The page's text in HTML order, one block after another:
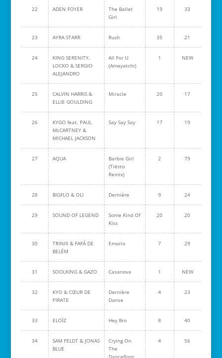
22 ADEN FOYER
The Ballet
Girl
19 33
23 AYRA STARR Rush 35 21
24
KING SERENITY,
LOCKO & SERGIO
ALEJANDRO
All For U
(Ameyatchi)
1 NEW
25
CALVIN HARRIS &
ELLIE GOULDING
Miracle 20 17
26
KYGO feat. PAUL
McCARTNEY &
MICHAEL JACKSON
Say Say Say 17 19
27 AQUA
Barbie Girl
(Tiësto
Remix)
2 79
28 BIGFLO & OLI Dernière 9 24
29 SOUND OF LEGEND
Some Kind Of
Kiss
20 20
30
TRINIX & FAFÁ DE
BELÉM
Emorio 7 29
31 SOOLKING & GAZO Casanova 1 NEW
32
KYO & CŒUR DE
PIRATE
Dernière
Danse
4 23
33 ELOÏZ Hey Bro 8 40
34
SAM FELDT & JONAS
BLUE
Crying On
The
Dancefloor
4 56